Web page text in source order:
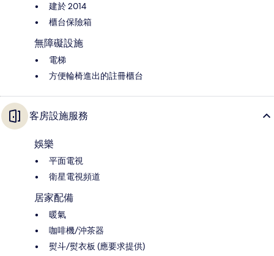
建於 2014
櫃台保險箱
無障礙設施
電梯
方便輪椅進出的註冊櫃台
客房設施服務
娛樂
平面電視
衛星電視頻道
居家配備
暖氣
咖啡機/沖茶器
熨斗/熨衣板 (應要求提供)